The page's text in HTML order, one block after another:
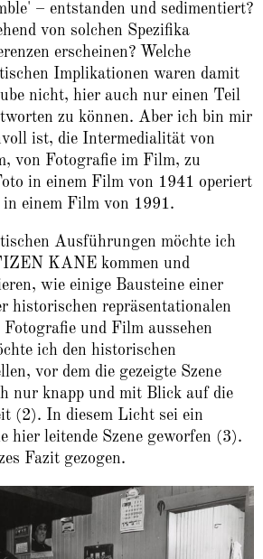
– entstanden und sedimentiert?
von solchen Spezifika
erscheinen? Welche
Implikationen waren damit
nicht, hier auch nur einen Teil
zu können. Aber ich bin mir
ist, die Intermedialität von
von Fotografie im Film, zu
in einem Film von 1941 operiert
in einem Film von 1991.
Ausführungen möchte ich
KANE kommen und
wie einige Bausteine einer
historischen repräsentationalen
und Film aussehen
ich den historischen
vor dem die gezeigte Szene
nur knapp und mit Blick auf die
(2). In diesem Licht sei ein
hier leitende Szene geworfen (3).
Fazit gezogen.